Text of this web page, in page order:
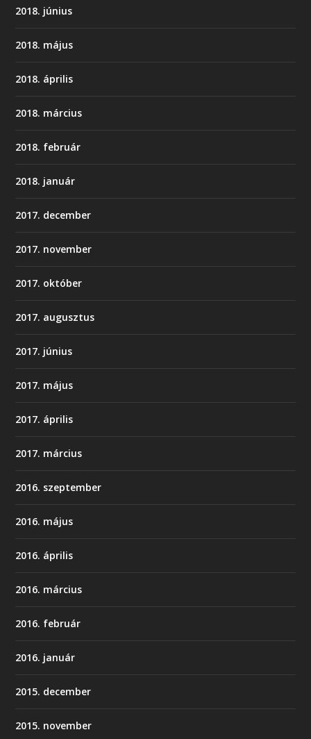
2018. június
2018. május
2018. április
2018. március
2018. február
2018. január
2017. december
2017. november
2017. október
2017. augusztus
2017. június
2017. május
2017. április
2017. március
2016. szeptember
2016. május
2016. április
2016. március
2016. február
2016. január
2015. december
2015. november